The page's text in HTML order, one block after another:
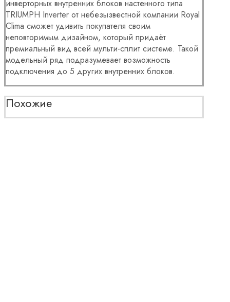
инверторных внутренних блоков настенного типа
TRIUMPH Inverter от небезызвестной компании Royal
Clima сможет удивить покупателя своим
неповторимым дизайном, который придаёт
премиальный вид всей мульти-сплит системе. Такой
модельный ряд подразумевает возможность
подключения до 5 других внутренних блоков.
Похожие